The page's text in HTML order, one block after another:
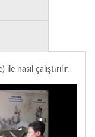
nasıl çalıştırılır.